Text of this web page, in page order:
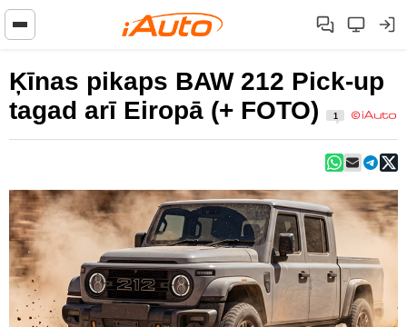
Ķīnas pikaps BAW 212 Pick-up
tagad arī Eiropā (+ FOTO)
1